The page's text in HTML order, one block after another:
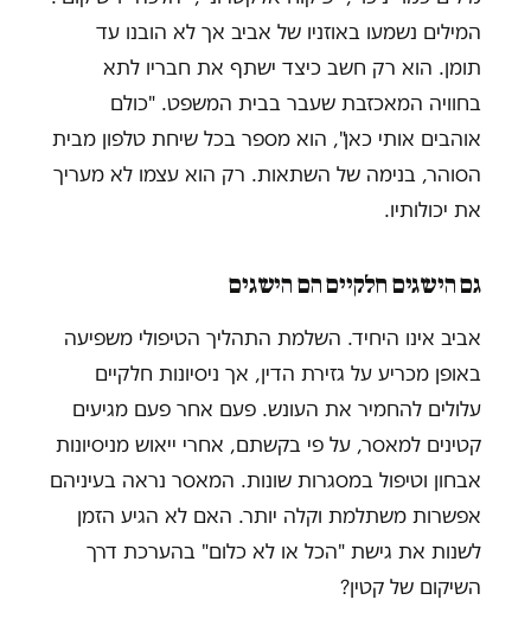
המילים נשמעו באוזניו של אביב אך לא הובנו עד
תומן. הוא רק חשב כיצד ישתף את חבריו לתא
בחוויה המאכזבת שעבר בבית המשפט. "כולם
אוהבים אותי כאן", הוא מספר בכל שיחת טלפון מבית
הסוהר, בנימה של השתאות. רק הוא עצמו לא מעריך
את יכולותיו.
גם הישגים חלקיים הם הישגים
אביב אינו היחיד. השלמת התהליך הטיפולי משפיעה
באופן מכריע על גזירת הדין, אך ניסיונות חלקיים
עלולים להחמיר את העונש. פעם אחר פעם מגיעים
קטינים למאסר, על פי בקשתם, אחרי ייאוש מניסיונות
אבחון וטיפול במסגרות שונות. המאסר נראה בעיניהם
אפשרות משתלמת וקלה יותר. האם לא הגיע הזמן
לשנות את גישת "הכל או לא כלום" בהערכת דרך
השיקום של קטין?